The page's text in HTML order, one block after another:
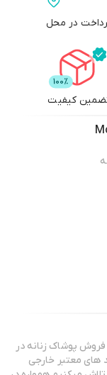
در محل
کیفیت
پوشاک زنانه در
از برند های معتبر خارجی